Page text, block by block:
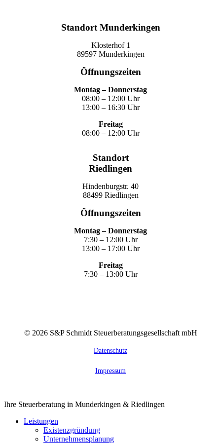
Standort Munderkingen
Klosterhof 1
89597 Munderkingen
Öffnungszeiten
Montag – Donnerstag
08:00 – 12:00 Uhr
13:00 – 16:30 Uhr
Freitag
08:00 – 12:00 Uhr
Standort
Riedlingen
Hindenburgstr. 40
88499 Riedlingen
Öffnungszeiten
Montag – Donnerstag
7:30 – 12:00 Uhr
13:00 – 17:00 Uhr
Freitag
7:30 – 13:00 Uhr
© 2026S&P Schmidt Steuerberatungsgesellschaft mbH
Datenschutz
Impressum
Close
Ihre Steuerberatung in Munderkingen & Riedlingen
Leistungen
Existenzgründung
Unternehmensplanung